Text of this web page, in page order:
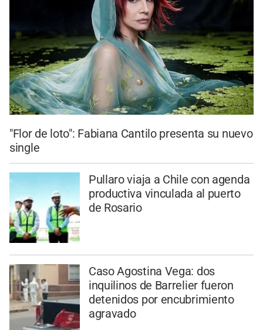
"Flor de loto": Fabiana Cantilo presenta su nuevo
single
Pullaro viaja a Chile con agenda
productiva vinculada al puerto
de Rosario
Caso Agostina Vega: dos
inquilinos de Barrelier fueron
detenidos por encubrimiento
agravado